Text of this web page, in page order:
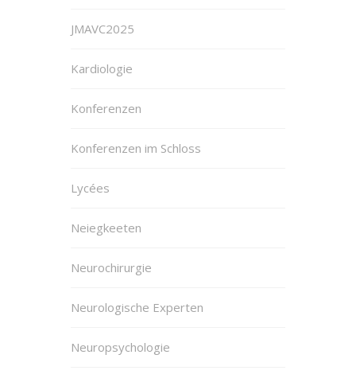
JMAVC2025
Kardiologie
Konferenzen
Konferenzen im Schloss
Lycées
Neiegkeeten
Neurochirurgie
Neurologische Experten
Neuropsychologie